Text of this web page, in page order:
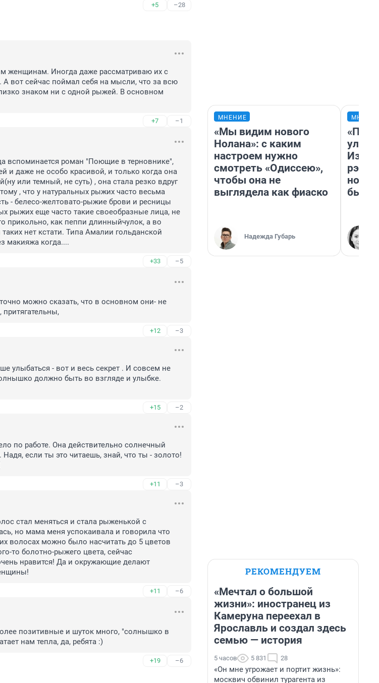
+5 –28
женщинам. Иногда даже рассматриваю их с
вот сейчас поймал себя на мысли, что за всю
знаком ни с одной рыжей. В основном
+7 –1
вспоминается роман "Поющие в терновнике",
и даже не особо красивой, и только когда она
или темный, не суть) , она стала резко вдруг
, что у натуральных рыжих часто весьма
- белесо-желтовато-рыжие брови и ресницы
рыжих еще часто такие своеобразные лица, не
прикольно, как пеппи длинныйчулок, а во
нет кстати. Типа Амалии гольданской
макияжа когда....
+33 –5
можно сказать, что в основном они- не
+12 –3
улыбаться - вот и весь секрет . И совсем не
должно быть во взгляде и улыбке.
+15 –2
по работе. Она действительно солнечный
если ты это читаешь, знай, что ты - золото!
+11 –3
стал меняться и стала рыженькой с
но мама меня успокаивала и говорила что
волосах можно было насчитать до 5 цветов
то болотно-рыжего цвета, сейчас
нравится! Да и окружающие делают
+11 –6
позитивные и шуток много, "солнышко в
нам тепла, да, ребята :)
+19 –6
МНЕНИЕ
«Мы видим нового
Нолана»: с каким
настроем нужно
смотреть «Одиссею»,
чтобы она не
выглядела как фиаско
Надежда Губарь
было
РЕКОМЕНДУЕМ
«Мечтал о большой
жизни»: иностранец из
Камеруна переехал в
Ярославль и создал здесь
семью — история
5 часов 5 831 28
«Он мне угрожает и портит жизнь»:
москвич обвинил турагента из